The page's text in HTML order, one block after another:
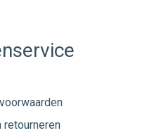
retourneren